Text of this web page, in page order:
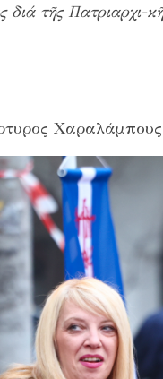
τῆς Πατριαρχι-